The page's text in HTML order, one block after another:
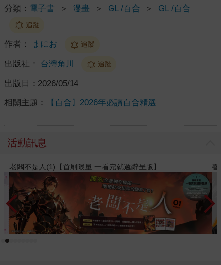
分類： 電子書 ＞ 漫畫 ＞ GL /百合 ＞ GL /百合
追蹤
作者： まにお 追蹤
出版社： 台灣角川 追蹤
出版日： 2026/05/14
相關主題： 【百合】2026年必讀百合精選
活動訊息
春光ｘ奇幻基地｜全書系展